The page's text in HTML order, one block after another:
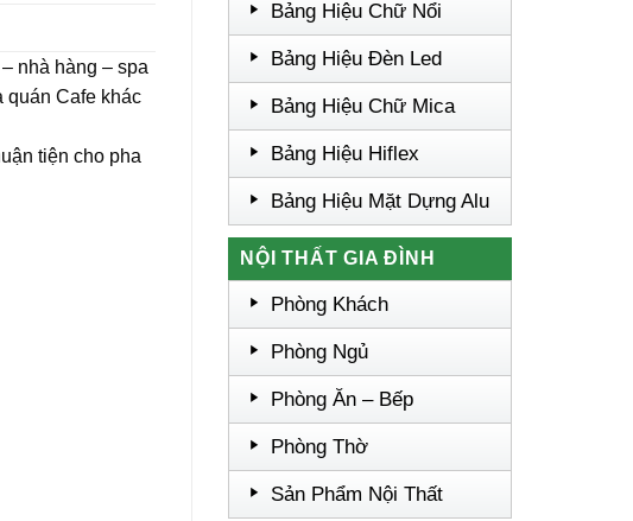
nhà hàng – spa
quán Cafe khác
tiện cho pha
Bảng Hiệu Chữ Nổi
Bảng Hiệu Đèn Led
Bảng Hiệu Chữ Mica
Bảng Hiệu Hiflex
Bảng Hiệu Mặt Dựng Alu
NỘI THẤT GIA ĐÌNH
Phòng Khách
Phòng Ngủ
Phòng Ăn – Bếp
Phòng Thờ
Sản Phẩm Nội Thất